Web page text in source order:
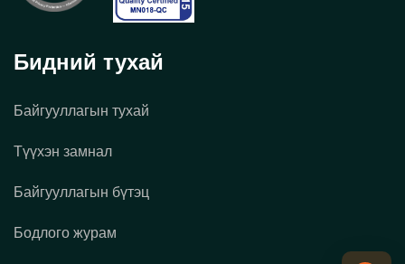
Бидний тухай
Байгууллагын тухай
Түүхэн замнал
Байгууллагын бүтэц
Бодлого журам